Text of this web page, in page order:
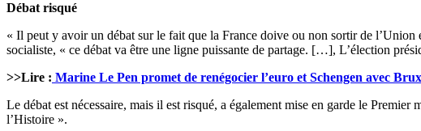
Débat risqué
« Il peut y avoir un débat sur le fait que la France doive ou non sortir de
socialiste, « ce débat va être une ligne puissante de partage. […], L’élection
>>Lire : Marine Le Pen promet de renégocier l’euro et Schengen avec
Le débat est nécessaire, mais il est risqué, a également mise en garde le
l’Histoire ».